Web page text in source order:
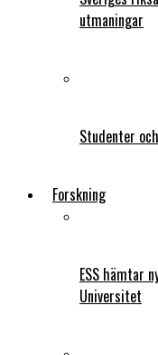
utmaningar
Studenter
Forskning
ESS hämtar
Universitet